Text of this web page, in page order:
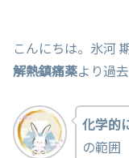
こんにちは。氷河
解熱鎮痛薬より過
化学的
の範囲